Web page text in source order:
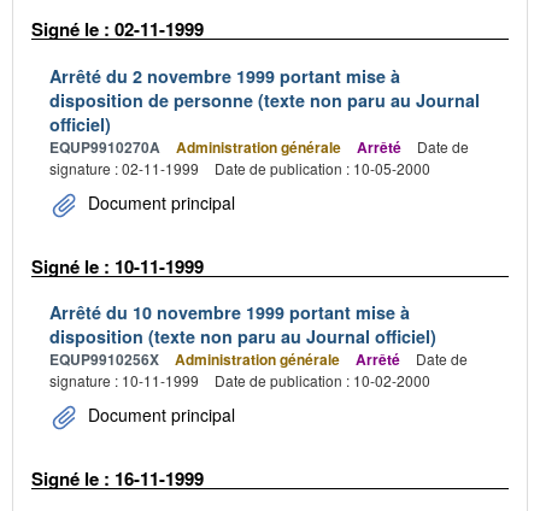
Signé le : 02-11-1999
Arrêté du 2 novembre 1999 portant mise à
disposition de personne (texte non paru au Journal
officiel)
EQUP9910270A Administration générale Arrêté
Date de
signature : 02-11-1999
Date de publication : 10-05-2000
Document principal
Signé le : 10-11-1999
Arrêté du 10 novembre 1999 portant mise à
disposition (texte non paru au Journal officiel)
EQUP9910256X Administration générale Arrêté
Date de
signature : 10-11-1999
Date de publication : 10-02-2000
Document principal
Signé le : 16-11-1999